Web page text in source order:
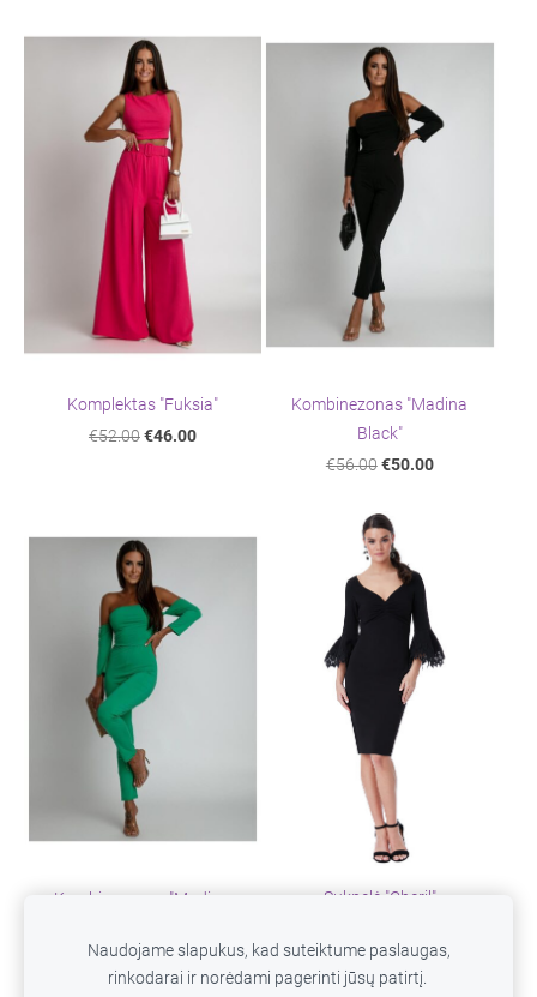
Komplektas "Fuksia"
€52.00€46.00
Kombinezonas "Madina
Black"
€56.00€50.00
Kombinezonas "Madina
€56.00€50.00
Suknelė "Cheril"
Naudojame slapukus, kad suteiktume paslaugas,
rinkodarai ir norėdami pagerinti jūsų patirtį.